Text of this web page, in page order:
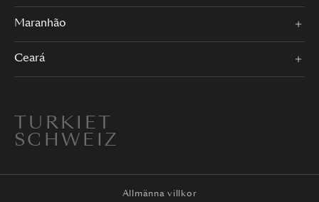
Maranhão
Ceará
TURKIET
SCHWEIZ
Allmänna villkor